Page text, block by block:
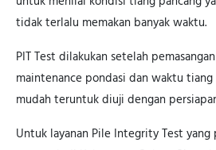
tidak terlalu memakan banyak waktu.
PIT Test dilakukan setelah
maintenance pondasi dan waktu
mudah teruntuk diuji dengan
Untuk layanan Pile Integrity Test